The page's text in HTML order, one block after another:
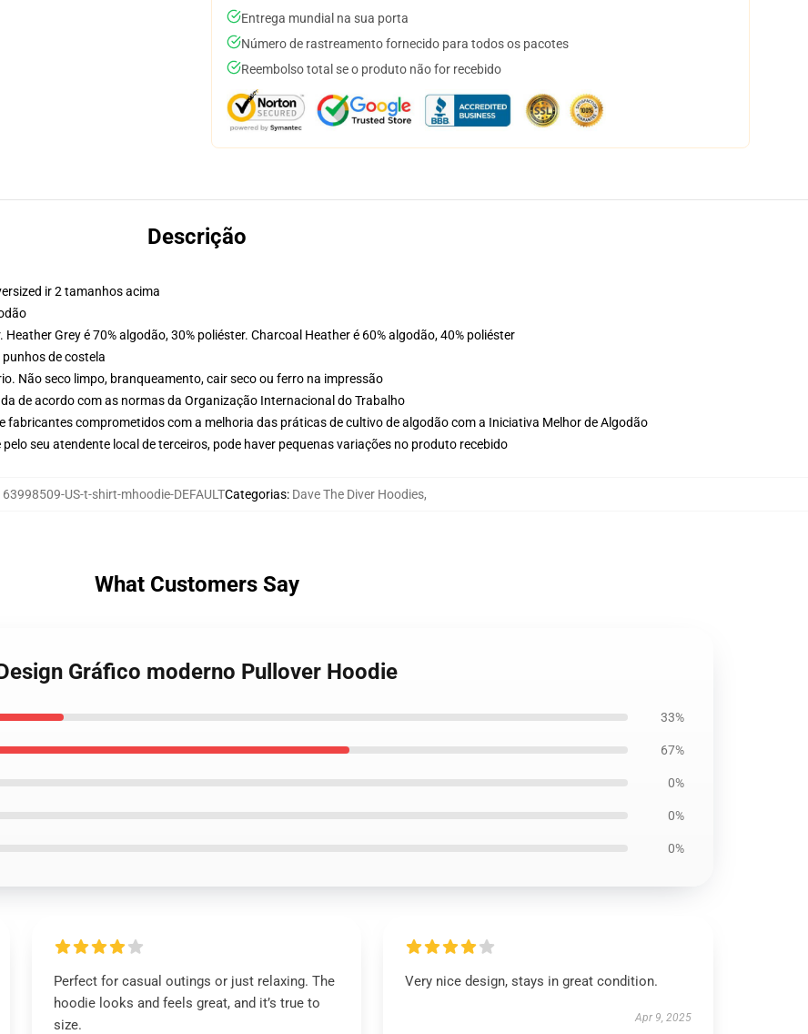
Entrega mundial na sua porta
Número de rastreamento fornecido para todos os pacotes
Reembolso total se o produto não for recebido
Descrição
ir 2 tamanhos acima
Grey é 70% algodão, 30% poliéster. Charcoal Heather é 60% algodão, 40% poliéster
de costela
Não seco limpo, branqueamento, cair seco ou ferro na impressão
de acordo com as normas da Organização Internacional do Trabalho
fabricantes comprometidos com a melhoria das práticas de cultivo de algodão com a Iniciativa Melhor de Algodão
seu atendente local de terceiros, pode haver pequenas variações no produto recebido
US-t-shirt-mhoodie-DEFAULTCategorias: Dave The Diver Hoodies,
What Customers Say
Gráfico moderno Pullover Hoodie
33%
67%
0%
0%
0%
Perfect for casual outings or just relaxing. The
hoodie looks and feels great, and it’s true to
size.
Very nice design, stays in great condition.
Apr 9, 2025